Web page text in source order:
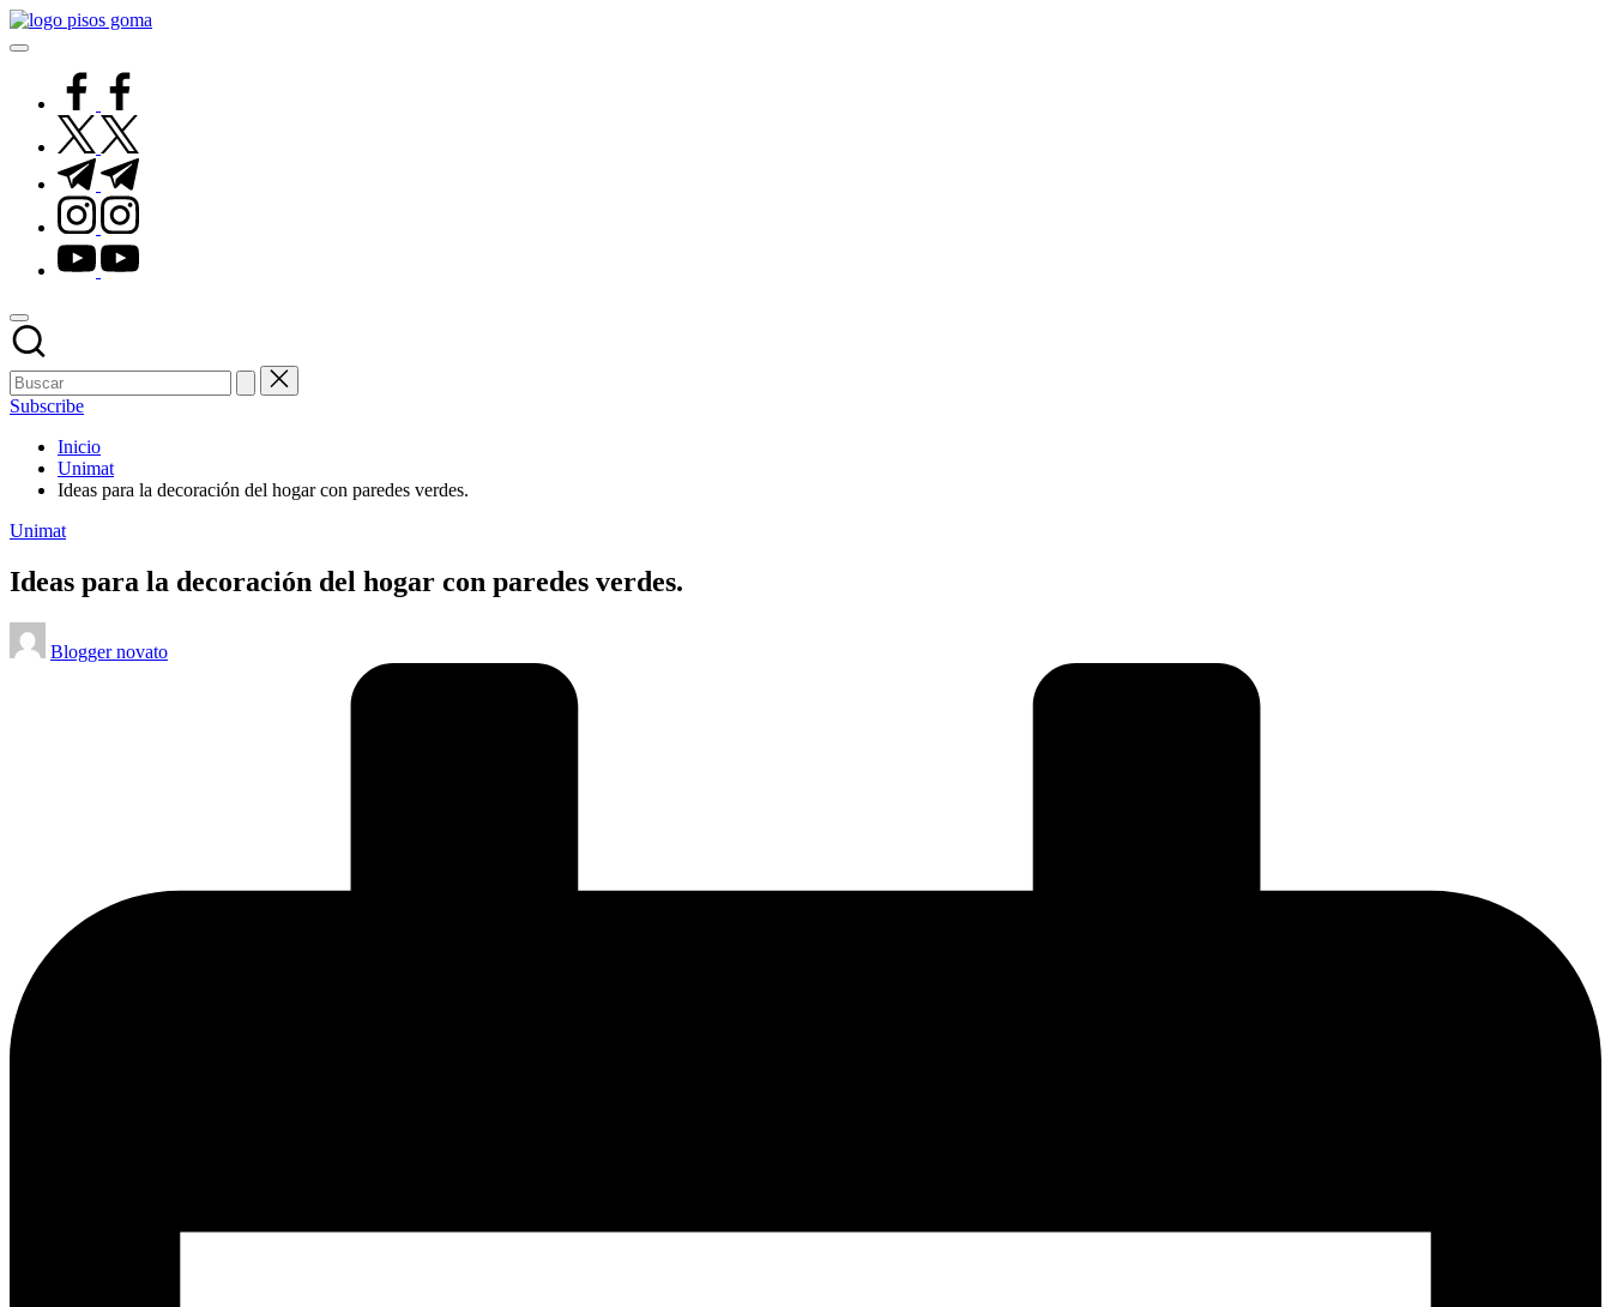
Saltar
al
facebook.com
twitter.com
t.me
instagram.com
youtube.com
Subscribe
Inicio
Unimat
Ideas para la decoración del hogar con paredes verdes.
Publicado
Unimat
Ideas para la decoración del hogar con paredes verdes.
Publicado
por
Blogger novato